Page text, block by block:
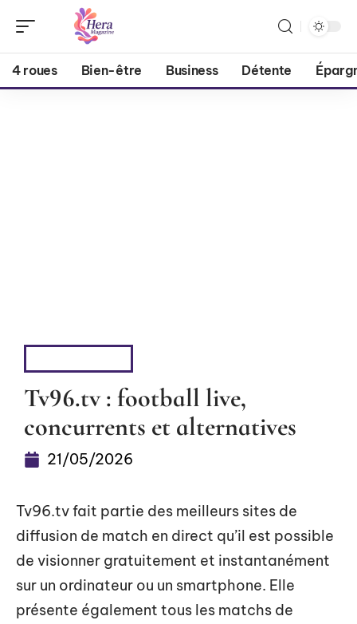
4 roues Bien-être Business Détente
Tv96.tv : football live,
concurrents et alternatives
21/05/2026
Tv96.tv fait partie des meilleurs sites de
diffusion de match en direct qu’il est possible
de visionner gratuitement et instantanément
sur un ordinateur ou un smartphone. Elle
présente également tous les matchs de